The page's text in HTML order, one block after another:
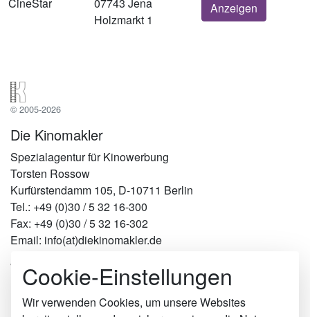
CineStar
07743 Jena
Holzmarkt 1
Anzeigen
© 2005-2026
Die Kinomakler
Spezialagentur für Kinowerbung
Torsten Rossow
Kurfürstendamm 105, D-10711 Berlin
Tel.: +49 (0)30 / 5 32 16-300
Fax: +49 (0)30 / 5 32 16-302
Email: info(at)diekinomakler.de
Werben in Städten
Berlin
Hamburg
Cookie-Einstellungen
Wir verwenden Cookies, um unsere Websites